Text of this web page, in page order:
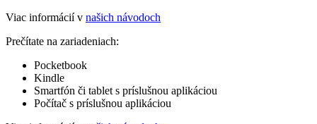
Viac informácií v našich návodoch
Prečítate na zariadeniach:
Pocketbook
Kindle
Smartfón či tablet s príslušnou aplikáciou
Počítač s príslušnou aplikáciou